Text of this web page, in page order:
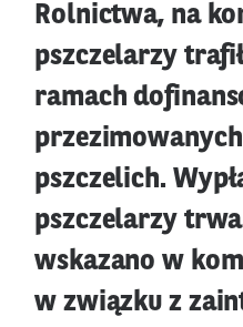
Rolnictwa, na
pszczelarzy
ramach
pszczelich.
pszczelarzy
wskazano w
w związku z